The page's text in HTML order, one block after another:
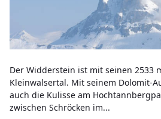
Der Widderstein ist mit seinen 2533
Kleinwalsertal. Mit seinem Dolomit-
auch die Kulisse am
zwischen Schröcken im...